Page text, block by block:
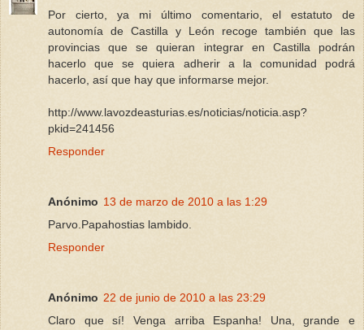
Por cierto, ya mi último comentario, el estatuto de
autonomía de Castilla y León recoge también que las
provincias que se quieran integrar en Castilla podrán
hacerlo que se quiera adherir a la comunidad podrá
hacerlo, así que hay que informarse mejor.
http://www.lavozdeasturias.es/noticias/noticia.asp?
pkid=241456
Responder
Anónimo 13 de marzo de 2010 a las 1:29
Parvo.Papahostias lambido.
Responder
Anónimo 22 de junio de 2010 a las 23:29
Claro que sí! Venga arriba Espanha! Una, grande e